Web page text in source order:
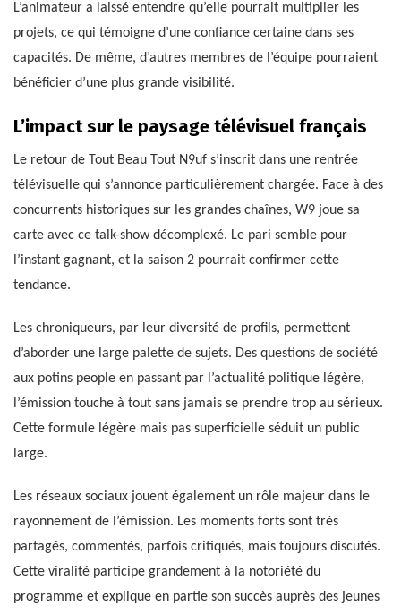
L’animateur a laissé entendre qu’elle pourrait multiplier les
projets, ce qui témoigne d’une confiance certaine dans ses
capacités. De même, d’autres membres de l’équipe pourraient
bénéficier d’une plus grande visibilité.
L’impact sur le paysage télévisuel français
Le retour de Tout Beau Tout N9uf s’inscrit dans une rentrée
télévisuelle qui s’annonce particulièrement chargée. Face à des
concurrents historiques sur les grandes chaînes, W9 joue sa
carte avec ce talk-show décomplexé. Le pari semble pour
l’instant gagnant, et la saison 2 pourrait confirmer cette
tendance.
Les chroniqueurs, par leur diversité de profils, permettent
d’aborder une large palette de sujets. Des questions de société
aux potins people en passant par l’actualité politique légère,
l’émission touche à tout sans jamais se prendre trop au sérieux.
Cette formule légère mais pas superficielle séduit un public
large.
Les réseaux sociaux jouent également un rôle majeur dans le
rayonnement de l’émission. Les moments forts sont très
partagés, commentés, parfois critiqués, mais toujours discutés.
Cette viralité participe grandement à la notoriété du
programme et explique en partie son succès auprès des jeunes